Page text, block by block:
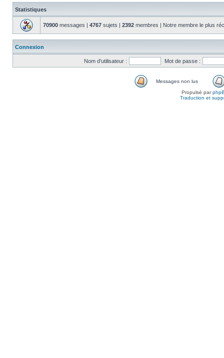
Statistiques
70900 messages | 4767 sujets | 2392 membres | Notre membre le plus
Connexion
Nom d’utilisateur : Mot de passe :
Messages non lus
Propulsé par
Traduction et